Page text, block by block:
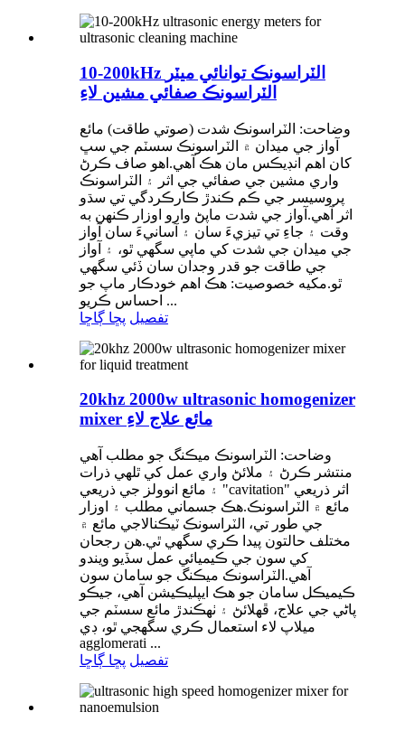
10-200kHz الٽراسونڪ توانائي ميٽر
الٽراسونڪ صفائي مشين لاءِ
وضاحت: الٽراسونڪ شدت (صوتي طاقت) مائع
آواز جي ميدان ۾ الٽراسونڪ سسٽم جي سڀ
کان اهم انڊيڪس مان هڪ آهي.اهو صاف ڪرڻ
واري مشين جي صفائي جي اثر ۽ الٽراسونڪ
پروسيسر جي ڪم ڪندڙ ڪارڪردگي تي سڌو
اثر آهي.آواز جي شدت ماپڻ وارو اوزار ڪنهن به
وقت ۽ جاءِ تي تيزيءَ سان ۽ آسانيءَ سان آواز
جي ميدان جي شدت کي ماپي سگهي ٿو، ۽ آواز
جي طاقت جو قدر وجدان سان ڏئي سگهي
ٿو.مکيه خصوصيت: هڪ اهم خودڪار ماپ جو
احساس ڪريو ...
تفصيل پڇا ڳاڇا
20khz 2000w ultrasonic homogenizer
mixer مائع علاج لاءِ
وضاحت: الٽراسونڪ ميڪنگ جو مطلب آهي
منتشر ڪرڻ ۽ ملائڻ واري عمل کي ٿلهي ذرات
۽ مائع انوولز جي ذريعي "cavitation" اثر ذريعي
مائع ۾ الٽراسونڪ.هڪ جسماني مطلب ۽ اوزار
جي طور تي، الٽراسونڪ ٽيڪنالاجي مائع ۾
مختلف حالتون پيدا ڪري سگهي ٿي.هن رجحان
کي سون جي ڪيميائي عمل سڏيو ويندو
آهي.الٽراسونڪ ميڪنگ جو سامان سون
ڪيميڪل سامان جو هڪ ايپليڪيشن آهي، جيڪو
پاڻي جي علاج، ڦهلائڻ ۽ ٺهڪندڙ مائع سسٽم جي
ميلاپ لاء استعمال ڪري سگهجي ٿو، ڊي
agglomerati ...
تفصيل پڇا ڳاڇا